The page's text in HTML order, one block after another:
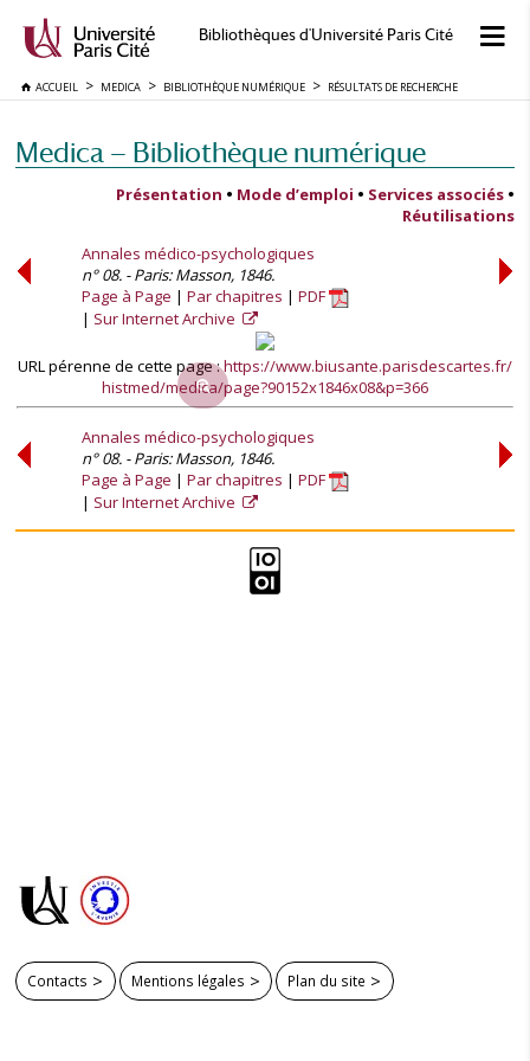
Bibliothèques d'Université Paris Cité
ACCUEIL MEDICA BIBLIOTHÈQUE NUMÉRIQUE RÉSULTATS DE RECHERCHE
Medica — Bibliothèque numérique
Présentation • Mode d’emploi • Services associés •
Réutilisations
Annales médico-psychologiques
n° 08. - Paris: Masson, 1846.
Page à Page
Par chapitres
PDF
Sur Internet Archive
URL pérenne de cette page :https://www.biusante.parisdescartes.fr/
histmed/medica/page?90152x1846x08&p=366
Annales médico-psychologiques
n° 08. - Paris: Masson, 1846.
Page à Page
Par chapitres
PDF
Sur Internet Archive
Contacts Mentions légales Plan du site